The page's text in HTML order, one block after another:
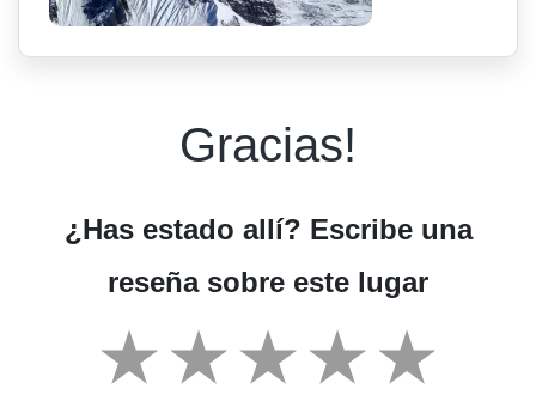
Gracias!
¿Has estado allí? Escribe una
reseña sobre este lugar